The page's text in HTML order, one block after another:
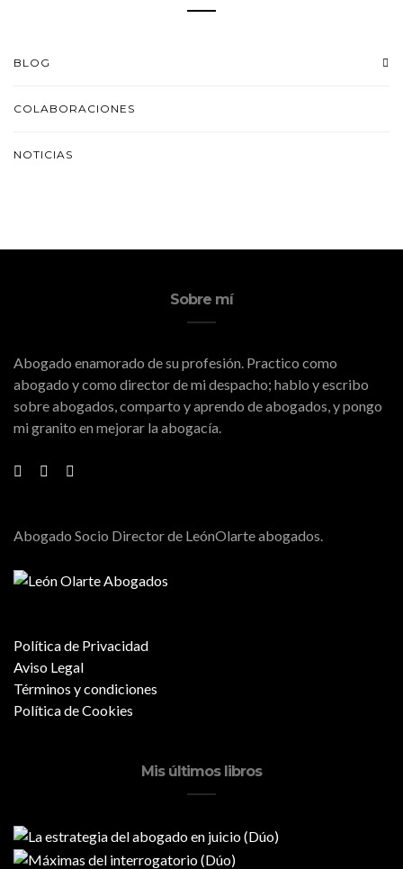
BLOG
COLABORACIONES
NOTICIAS
Sobre mí
Abogado enamorado de su profesión. Practico como
abogado y como director de mi despacho; hablo y escribo
sobre abogados, comparto y aprendo de abogados, y pongo
mi granito en mejorar la abogacía.
Abogado Socio Director de LeónOlarte abogados.
Política de Privacidad
Aviso Legal
Términos y condiciones
Política de Cookies
Mis últimos libros